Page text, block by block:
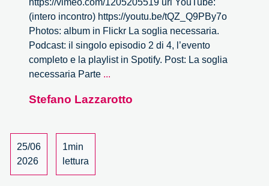
https://vimeo.com/1205205519 url YouTube:
(intero incontro) https://youtu.be/tQZ_Q9PBy7o
Photos: album in Flickr La soglia necessaria.
Podcast: il singolo episodio 2 di 4, l’evento
completo e la playlist in Spotify. Post: La soglia
necessaria Parte ...
necessaria
Stefano Lazzarotto
25/06
2026
1min
lettura